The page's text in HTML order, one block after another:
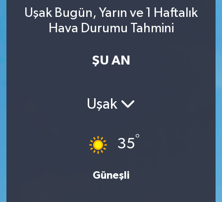
Uşak Bugün, Yarın ve 1 Haftalık
Hava Durumu Tahmini
ŞU AN
Uşak
35°
Güneşli
YAŞAM